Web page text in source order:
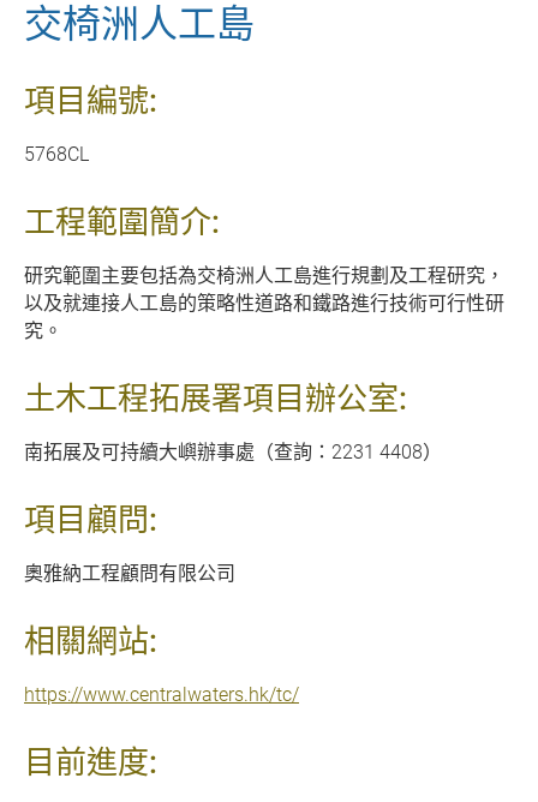
交椅洲人工島
項目編號:
5768CL
工程範圍簡介:
研究範圍主要包括為交椅洲人工島進行規劃及工程研究，
以及就連接人工島的策略性道路和鐵路進行技術可行性研
究。
土木工程拓展署項目辦公室:
南拓展及可持續大嶼辦事處（查詢：2231 4408）
項目顧問:
奧雅納工程顧問有限公司
相關網站:
https://www.centralwaters.hk/tc/
目前進度: